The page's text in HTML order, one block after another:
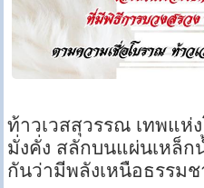
ท้าวเวสสุวรรณ เทพแห่
มั่งคั่ง สลักบนแผ่นเหล็ก
กันว่ามีพลังเหนือธรรมช